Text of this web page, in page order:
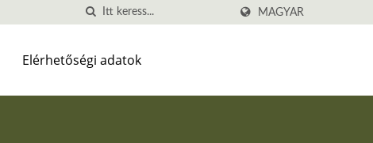
MAGYAR
Elérhetőségi adatok